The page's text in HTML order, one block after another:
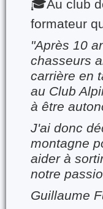
🎓Au club
formateur
"Après 10
chasseurs
carrière en
au Club
à être
J'ai donc
montagne
aider à
notre
Guillaume